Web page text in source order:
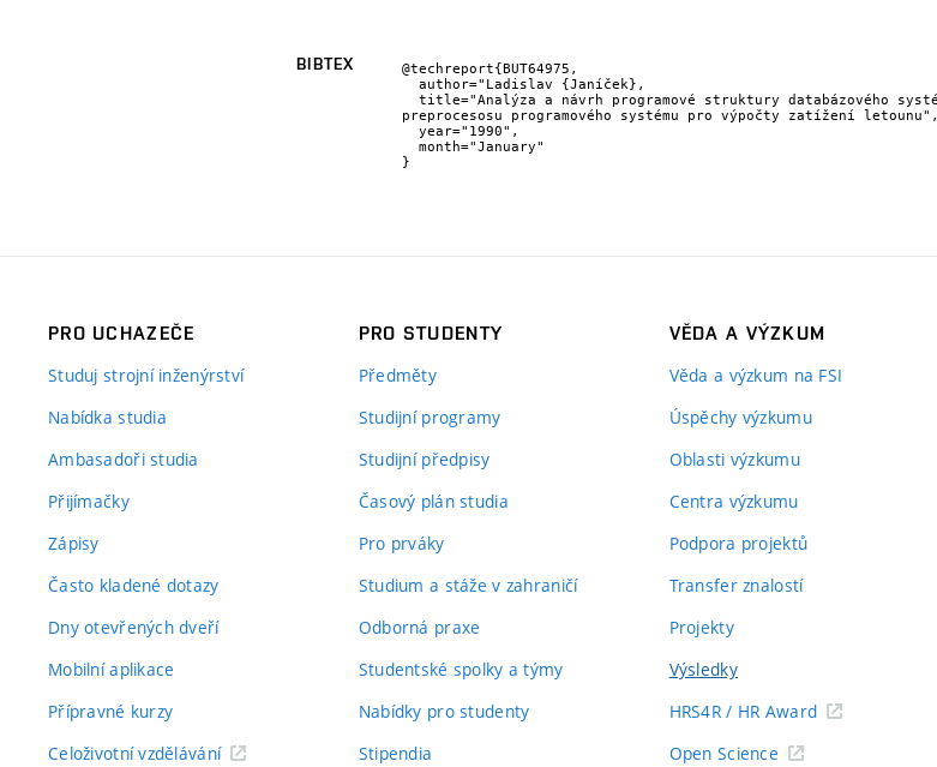
BIBTEX
@techreport{BUT64975,
preprocesosu programového systému pro výpočty zatížení letounu",
}
PRO UCHAZEČE
Studuj strojní inženýrství
Nabídka studia
Ambasadoři studia
Přijímačky
Zápisy
Často kladené dotazy
Dny otevřených dveří
Mobilní aplikace
Přípravné kurzy
Celoživotní vzdělávání
PRO STUDENTY
Předměty
Studijní programy
Studijní předpisy
Časový plán studia
Pro prváky
Studium a stáže v zahraničí
Odborná praxe
Studentské spolky a týmy
Nabídky pro studenty
Stipendia
VĚDA A VÝZKUM
Věda a výzkum na FSI
Úspěchy výzkumu
Oblasti výzkumu
Centra výzkumu
Podpora projektů
Transfer znalostí
Projekty
Výsledky
HRS4R / HR Award
Open Science